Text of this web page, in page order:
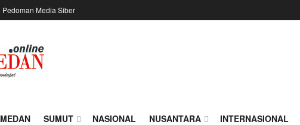
Pedoman Media Siber
MEDAN SUMUT NASIONAL NUSANTARA INTERNASIONAL